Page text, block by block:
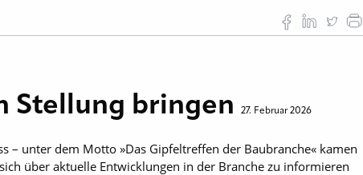
Stellung bringen 27. Februar 2026
– unter dem Motto »Das Gipfeltreffen der Baubranche« kamen
über aktuelle Entwicklungen in der Branche zu informieren